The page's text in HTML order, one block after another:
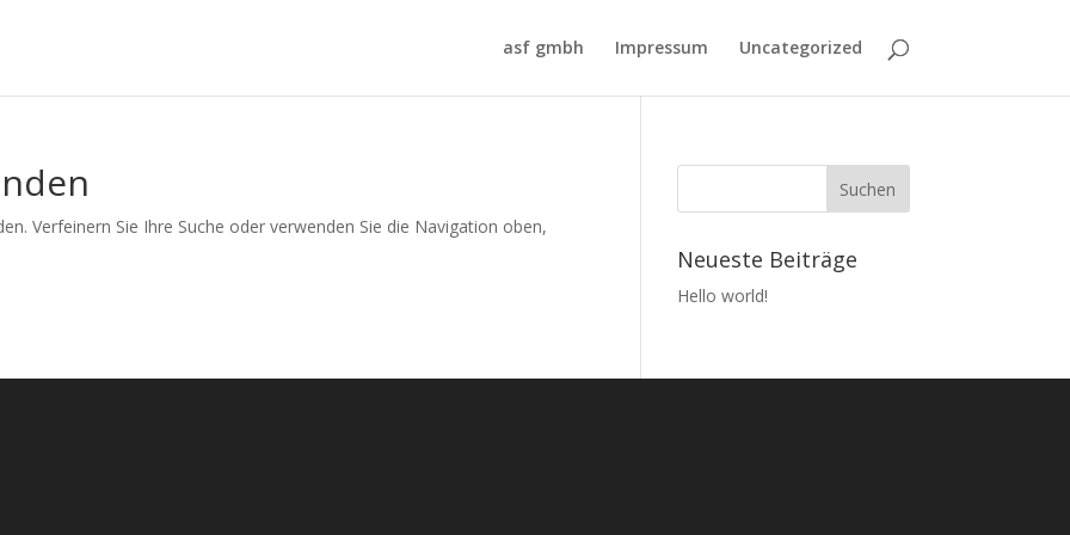
asf gmbh Impressum Uncategorized
Verfeinern Sie Ihre Suche oder verwenden Sie die Navigation oben,
Neueste Beiträge
Hello world!